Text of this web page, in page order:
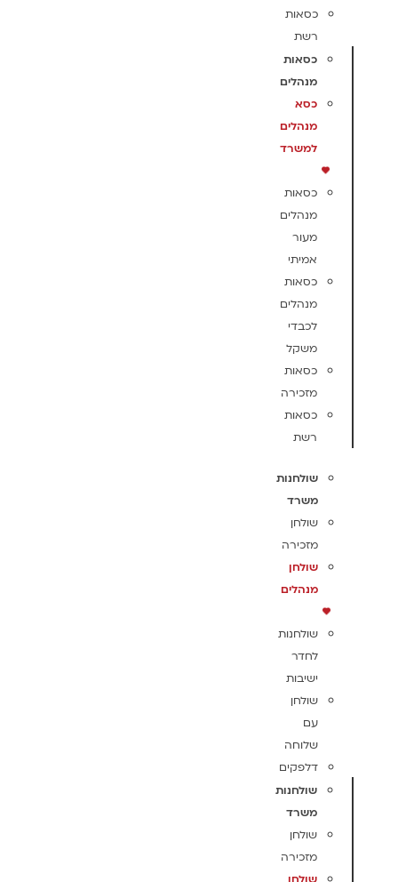
כסאות
רשת
כסאות
מנהלים
כסא
מנהלים
למשרד
כסאות
מנהלים
מעור
אמיתי
כסאות
מנהלים
לכבדי
משקל
כסאות
מזכירה
כסאות
רשת
שולחנות
משרד
שולחן
מזכירה
שולחן
מנהלים
שולחנות
לחדר
ישיבות
שולחן
עם
שלוחה
דלפקים
שולחנות
משרד
שולחן
מזכירה